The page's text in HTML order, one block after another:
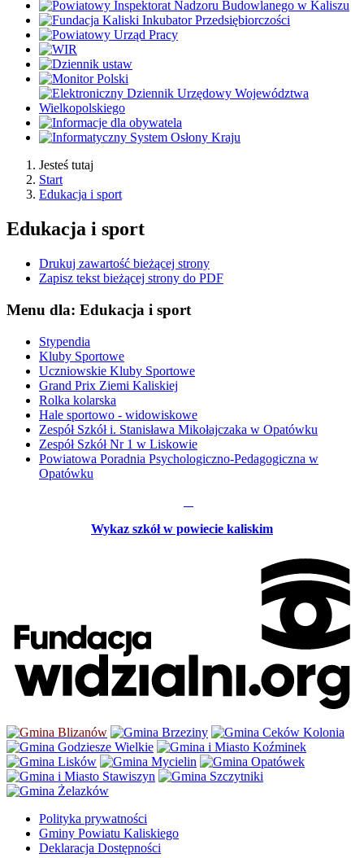
Jesteś tutaj
Start
Edukacja i sport
Edukacja i sport
Drukuj zawartość bieżącej strony
Zapisz tekst bieżącej strony do PDF
Menu dla: Edukacja i sport
Stypendia
Kluby Sportowe
Uczniowskie Kluby Sportowe
Grand Prix Ziemi Kaliskiej
Rolka kolarska
Hale sportowo - widowiskowe
Zespół Szkół i. Stanisława Mikołajczaka w Opatówku
Zespół Szkół Nr 1 w Liskowie
Powiatowa Poradnia Psychologiczno-Pedagogiczna w
Opatówku
Wykaz szkół w powiecie kaliskim
Polityka prywatności
Gminy Powiatu Kaliskiego
Deklaracja Dostępności